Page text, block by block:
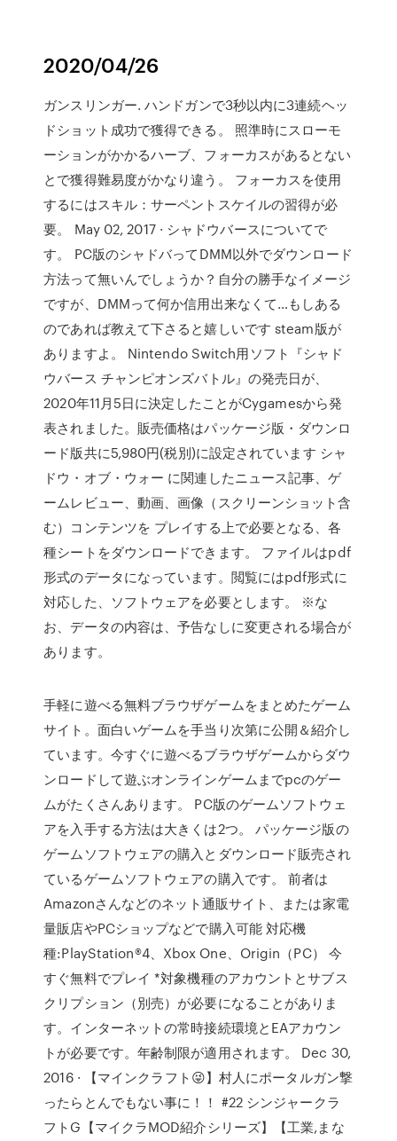
2020/04/26
ガンスリンガー. ハンドガンで3秒以内に3連続ヘッ
ドショット成功で獲得できる。 照準時にスローモ
ーションがかかるハーブ、フォーカスがあるとない
とで獲得難易度がかなり違う。 フォーカスを使用
するにはスキル：サーペントスケイルの習得が必
要。 May 02, 2017 · シャドウバースについてで
す。 PC版のシャドバってDMM以外でダウンロード
方法って無いんでしょうか？自分の勝手なイメージ
ですが、DMMって何か信用出来なくて…もしある
のであれば教えて下さると嬉しいです steam版が
ありますよ。 Nintendo Switch用ソフト『シャド
ウバース チャンピオンズバトル』の発売日が、
2020年11月5日に決定したことがCygamesから発
表されました。販売価格はパッケージ版・ダウンロ
ード版共に5,980円(税別)に設定されています シャ
ドウ・オブ・ウォー に関連したニュース記事、ゲ
ームレビュー、動画、画像（スクリーンショット含
む）コンテンツを プレイする上で必要となる、各
種シートをダウンロードできます。 ファイルはpdf
形式のデータになっています。閲覧にはpdf形式に
対応した、ソフトウェアを必要とします。 ※な
お、データの内容は、予告なしに変更される場合が
あります。
手軽に遊べる無料ブラウザゲームをまとめたゲーム
サイト。面白いゲームを手当り次第に公開＆紹介し
ています。今すぐに遊べるブラウザゲームからダウ
ンロードして遊ぶオンラインゲームまでpcのゲー
ムがたくさんあります。 PC版のゲームソフトウェ
アを入手する方法は大きくは2つ。 パッケージ版の
ゲームソフトウェアの購入とダウンロード販売され
ているゲームソフトウェアの購入です。 前者は
Amazonさんなどのネット通販サイト、または家電
量販店やPCショップなどで購入可能 対応機
種:PlayStation®4、Xbox One、Origin（PC） 今
すぐ無料でプレイ *対象機種のアカウントとサブス
クリプション（別売）が必要になることがありま
す。インターネットの常時接続環境とEAアカウン
トが必要です。年齢制限が適用されます。 Dec 30,
2016 · 【マインクラフト😜】村人にポータルガン撃
ったらとんでもない事に！！ #22 シンジャークラ
フトG【マイクラMOD紹介シリーズ】【工業,まな